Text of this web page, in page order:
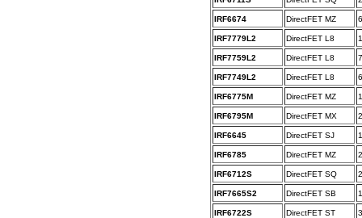
IRF6674 DirectFET MZ
IRF7779L2 DirectFET L8
IRF7759L2 DirectFET L8
IRF7749L2 DirectFET L8
IRF6775M DirectFET MZ
IRF6795M DirectFET MX
IRF6645 DirectFET SJ
IRF6785 DirectFET MZ
IRF6712S DirectFET SQ
IRF7665S2 DirectFET SB
IRF6722S DirectFET ST